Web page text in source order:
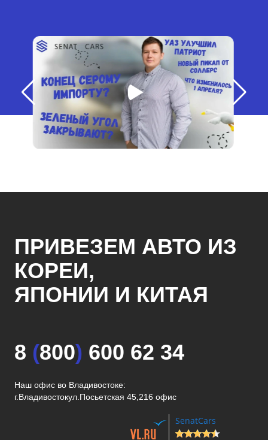
ПРИВЕЗЕМ АВТО ИЗ
КОРЕИ,
ЯПОНИИ И КИТАЯ
8 (800) 600 62 34
Наш офис во Владивостоке:
г.Владивостокул.Посьетская 45,216 офис
SenatCars